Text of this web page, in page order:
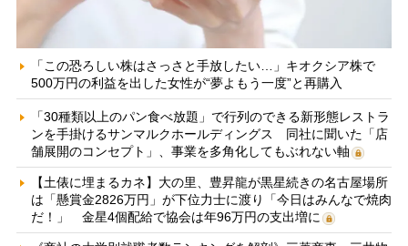
「この恐ろしい株はさっさと手放したい…」キオクシア株で
500万円の利益を出した女性が“夢よもう一度”と再購入
「30種類以上のパン食べ放題」で行列のできる新形態レストラ
ンを手掛けるサンマルクホールディングス 同社に聞いた「店
舗展開のコンセプト」、事業を多角化してもぶれない軸
【土俵に埋まるカネ】大の里、豊昇龍が黒星続きの名古屋場所
は「懸賞金2826万円」が下位力士に渡り「今日はみんなで焼肉
だ！」 金星4個配給で協会は年96万円の支出増に